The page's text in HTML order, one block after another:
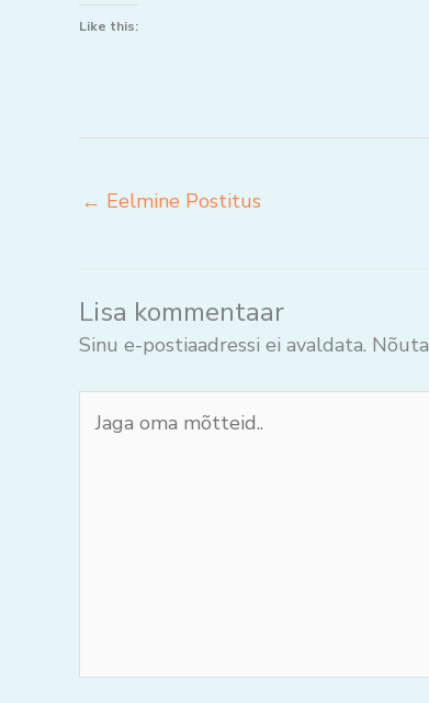
Like this:
← Eelmine Postitus
Lisa kommentaar
Sinu e-postiaadressi ei avaldata.
oma